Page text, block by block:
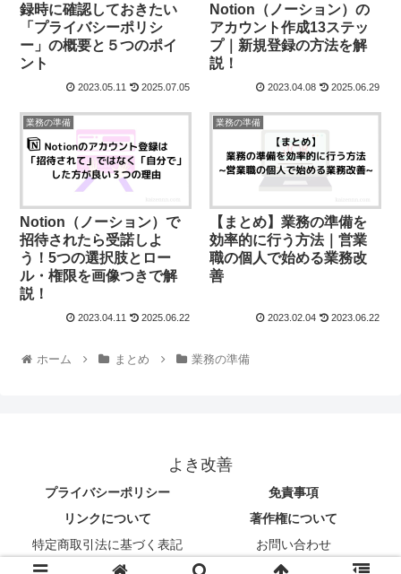
録時に確認しておきたい
「プライバシーポリシ
ー」の概要と５つのポイ
ント
2023.05.11 2025.07.05
Notion（ノーション）の
アカウント作成13ステッ
プ｜新規登録の方法を解
説！
2023.04.08 2025.06.29
業務の準備
Notion（ノーション）で
招待されたら受諾しよ
う！5つの選択肢とロー
ル・権限を画像つきで解
説！
2023.04.11 2025.06.22
業務の準備
【まとめ】業務の準備を
効率的に行う方法｜営業
職の個人で始める業務改
善
2023.02.04 2023.06.22
ホーム まとめ 業務の準備
よき改善
プライバシーポリシー
免責事項
リンクについて
著作権について
特定商取引法に基づく表記
お問い合わせ